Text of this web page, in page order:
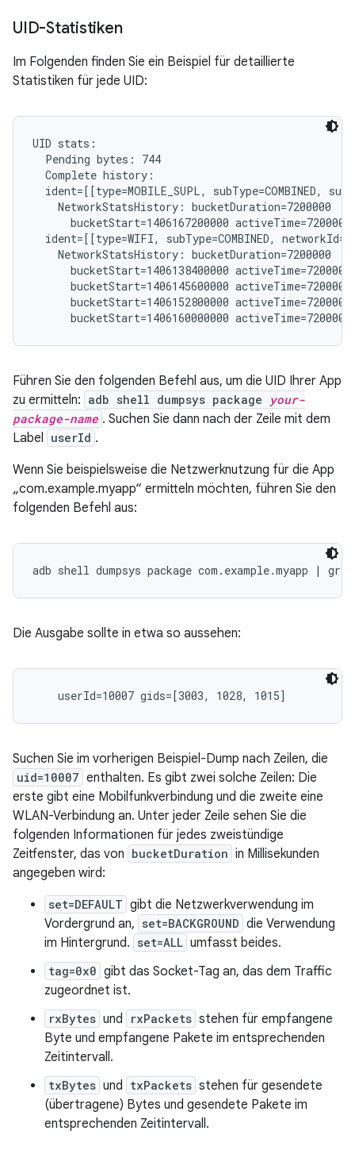
UID-Statistiken
Im Folgenden finden Sie ein Beispiel für detaillierte
Statistiken für jede UID:
UID stats:
  Pending bytes: 744
  Complete history:
ident=[[type=MOBILE_SUPL, subType=COMBINED,
    NetworkStatsHistory: bucketDuration=7200000
bucketStart=1406167200000
ident=[[type=WIFI, subType=COMBINED,
    NetworkStatsHistory: bucketDuration=7200000
bucketStart=1406138400000
bucketStart=1406145600000
bucketStart=1406152800000
Führen Sie den folgenden Befehl aus, um die UID Ihrer App
zu ermitteln: adb shell dumpsys package
your-
package-name . Suchen Sie dann nach der Zeile mit dem
Label userId .
Wenn Sie beispielsweise die Netzwerknutzung für die App
„com.example.myapp“ ermitteln möchten, führen Sie den
folgenden Befehl aus:
Die Ausgabe sollte in etwa so aussehen:
Suchen Sie im vorherigen Beispiel-Dump nach Zeilen, die
uid=10007 enthalten. Es gibt zwei solche Zeilen: Die
erste gibt eine Mobilfunkverbindung und die zweite eine
WLAN-Verbindung an. Unter jeder Zeile sehen Sie die
folgenden Informationen für jedes zweistündige
Zeitfenster, das von bucketDuration in Millisekunden
angegeben wird:
set=DEFAULT gibt die Netzwerkverwendung im
Vordergrund an, set=BACKGROUND die Verwendung
im Hintergrund. set=ALL umfasst beides.
tag=0x0 gibt das Socket-Tag an, das dem Traffic
zugeordnet ist.
rxBytes und rxPackets stehen für empfangene
Byte und empfangene Pakete im entsprechenden
Zeitintervall.
txBytes und txPackets stehen für gesendete
(übertragene) Bytes und gesendete Pakete im
entsprechenden Zeitintervall.